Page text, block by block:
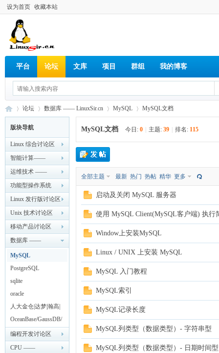
设为首页 收藏本站
平台 论坛 文库 项目 群组 我的博客
Lin
ux
Sir.
»
论坛
›
数据库 —— LinuxSir.cn
›
MySQL MySQL文档
版块导航
Linux 综合讨论区
—— LinuxSir.cn
智能计算——
LinuxSir.cn
运维技术 ——
LinuxSir.cn
功能型操作系统
—— LinuxSir.cn
Linux 发行版讨论区
—— LinuxSir.cn
Unix 技术讨论区
—— LinuxSir.cn
移动产品讨论区
—— LinuxSir.cn
数据库 ——
LinuxSir.cn
MySQL
PostgreSQL
sqlite
oracle
人大金仓|达梦|瀚高|
优炫|TiDB
OceanBase/GaussDB/
openGauss
编程开发讨论区
—— LinuxSir.cn
CPU ——
MySQL文档 今日: 0 主题: 39 排名: 115
全部主题 最新 热门 热帖 精华 更多
启动及关闭 MySQL 服务器
使用 MySQL Client(MySQL客户端) 执行
Window上安装MySQL
Linux / UNIX 上安装 MySQL
MySQL 入门教程
MySQL索引
MySQL记录长度
MySQL列类型（数据类型）- 字符串型
MySQL列类型（数据类型）- 日期时间型